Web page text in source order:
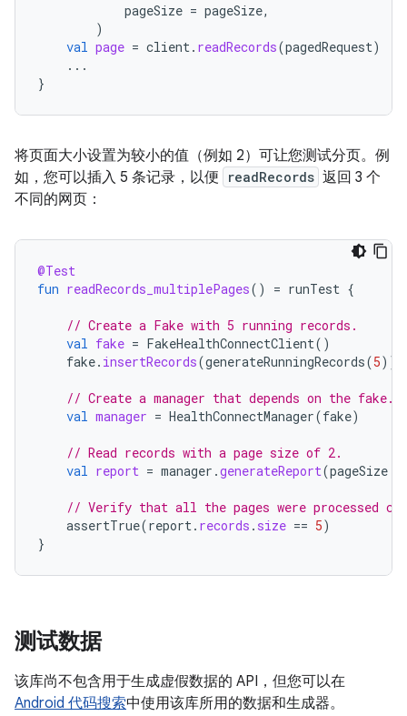
pageSize = pageSize,
)
val page = client. readRecords(pagedRequest)
...
}
将页面大小设置为较小的值（例如 2）可让您测试分页。例
如，您可以插入 5 条记录，以便
readRecords 返回 3 个
不同的网页：
@Test
fun readRecords_multiplePages() = runTest {
// Create a Fake with 5 running records.
val fake = FakeHealthConnectClient()
fake. insertRecords(generateRunningRecords(5))
// Create a manager that depends on the fake.
val manager = HealthConnectManager(fake)
// Read records with a page size of 2.
val report = manager .generateReport(pageSize
// Verify that all the pages were processed
assertTrue(report. records . size == 5)
}
测试数据
该库尚不包含用于生成虚假数据的 API，但您可以在
Android 代码搜索中使用该库所用的数据和生成器。